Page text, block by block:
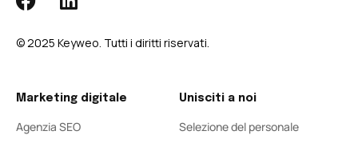
© 2025 Keyweo. Tutti i diritti riservati.
Marketing digitale
Agenzia SEO
Unisciti a noi
Selezione del personale